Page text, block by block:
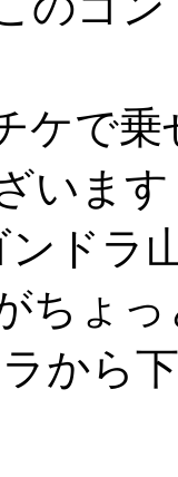
ケで
いま
ンドラ
ちょっ
から